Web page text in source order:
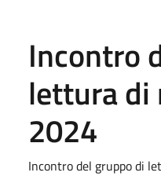
Incontro
lettura di
2024
Incontro del gruppo di